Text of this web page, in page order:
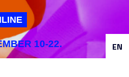
to navigation
10-22. EN